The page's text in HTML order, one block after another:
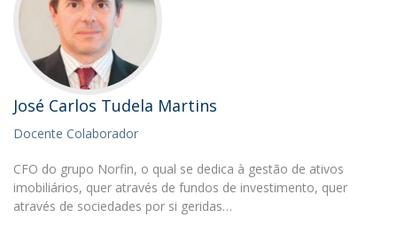
José Carlos Tudela Martins
Docente Colaborador
CFO do grupo Norfin, o qual se dedica à gestão de ativos
imobiliários, quer através de fundos de investimento, quer
através de sociedades por si geridas…